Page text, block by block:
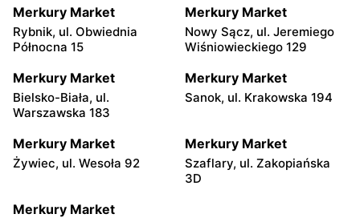
Merkury Market
Rybnik, ul. Obwiednia
Północna 15
Merkury Market
Nowy Sącz, ul. Jeremiego
Wiśniowieckiego 129
Merkury Market
Bielsko-Biała, ul.
Warszawska 183
Merkury Market
Sanok, ul. Krakowska 194
Merkury Market
Żywiec, ul. Wesoła 92
Merkury Market
Szaflary, ul. Zakopiańska
3D
Merkury Market